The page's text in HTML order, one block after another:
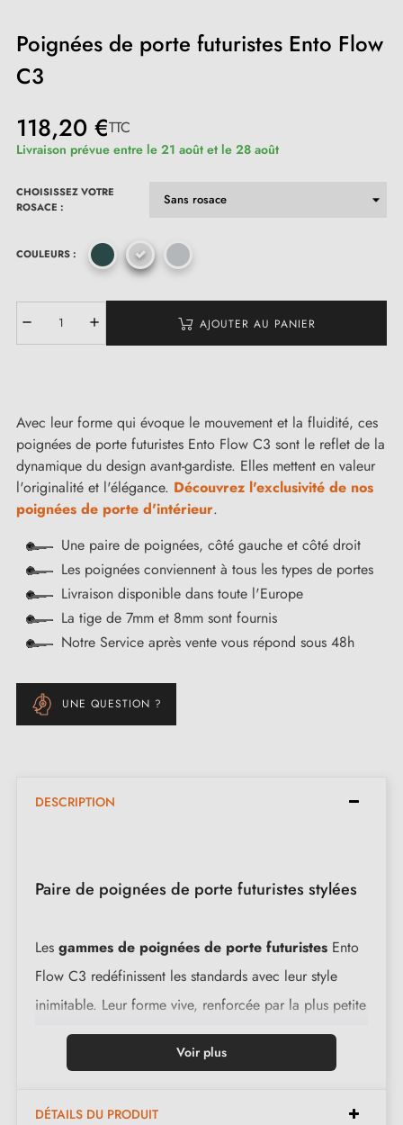
Poignées de porte futuristes Ento Flow
C3
118,20 €TTC
Livraison prévue entre le 21 août et le 28 août
CHOISISSEZ VOTRE
ROSACE :
COULEURS :
AJOUTER AU PANIER
Avec leur forme qui évoque le mouvement et la fluidité, ces
poignées de porte futuristes Ento Flow C3 sont le reflet de la
dynamique du design avant-gardiste. Elles mettent en valeur
l'originalité et l'élégance. Découvrez l'exclusivité de nos
poignées de porte d'intérieur.
Une paire de poignées, côté gauche et côté droit
Les poignées conviennent à tous les types de portes
Livraison disponible dans toute l'Europe
La tige de 7mm et 8mm sont fournis
Notre Service après vente vous répond sous 48h
UNE QUESTION ?
DESCRIPTION
Paire de poignées de porte futuristes stylées
Les gammes de poignées de porte futuristes Ento
Flow C3 redéfinissent les standards avec leur style
inimitable. Leur forme vive, renforcée par la plus petite
rosace du marché avec seulement 3 mm d’épaisseur,
se prête à tous les environnements, qu'ils soient
Voir plus
DÉTAILS DU PRODUIT